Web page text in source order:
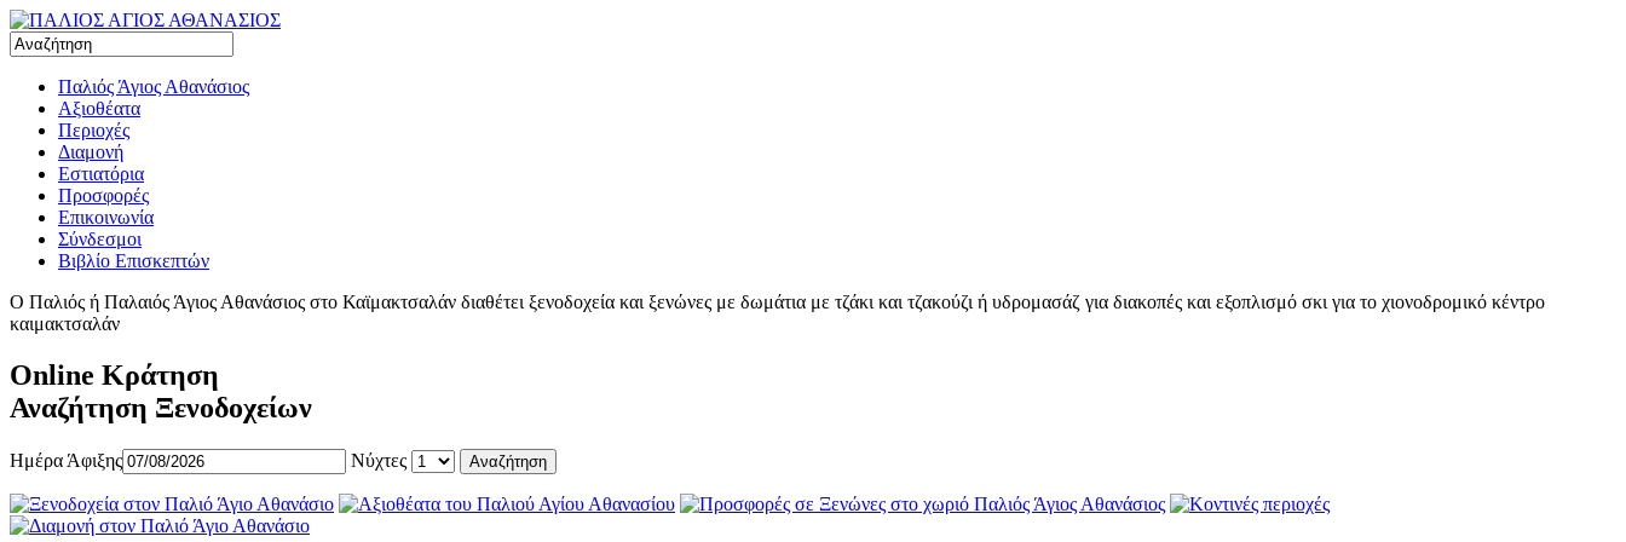
Παλιός Άγιος Αθανάσιος
Αξιοθέατα
Περιοχές
Διαμονή
Εστιατόρια
Προσφορές
Επικοινωνία
Σύνδεσμοι
Βιβλίο Επισκεπτών
Ο Παλιός ή Παλαιός Άγιος Αθανάσιος στο Καϊμακτσαλάν διαθέτει ξενοδοχεία και ξενώνες με δωμάτια με τζάκι και τζακούζι ή υδρομασάζ για διακοπές και εξοπλισμό σκι για το χιονοδρομικό κέντρο
καιμακτσαλάν
Online Κράτηση
Αναζήτηση Ξενοδοχείων
Ημέρα Άφιξης Νύχτες